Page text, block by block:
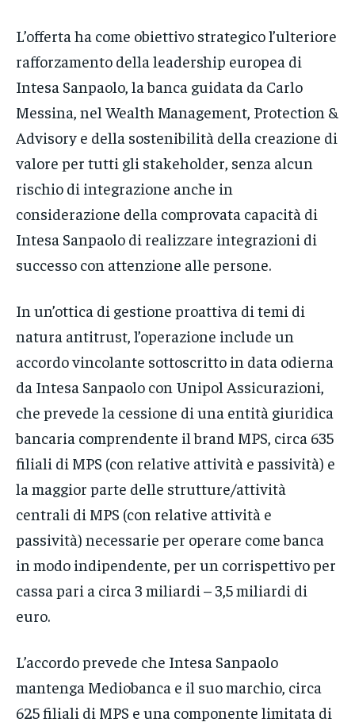
L’offerta ha come obiettivo strategico l’ulteriore
rafforzamento della leadership europea di
Intesa Sanpaolo, la banca guidata da Carlo
Messina, nel Wealth Management, Protection &
Advisory e della sostenibilità della creazione di
valore per tutti gli stakeholder, senza alcun
rischio di integrazione anche in
considerazione della comprovata capacità di
Intesa Sanpaolo di realizzare integrazioni di
successo con attenzione alle persone.
In un’ottica di gestione proattiva di temi di
natura antitrust, l’operazione include un
accordo vincolante sottoscritto in data odierna
da Intesa Sanpaolo con Unipol Assicurazioni,
che prevede la cessione di una entità giuridica
bancaria comprendente il brand MPS, circa 635
filiali di MPS (con relative attività e passività) e
la maggior parte delle strutture/attività
centrali di MPS (con relative attività e
passività) necessarie per operare come banca
in modo indipendente, per un corrispettivo per
cassa pari a circa 3 miliardi – 3,5 miliardi di
euro.
L’accordo prevede che Intesa Sanpaolo
mantenga Mediobanca e il suo marchio, circa
625 filiali di MPS e una componente limitata di